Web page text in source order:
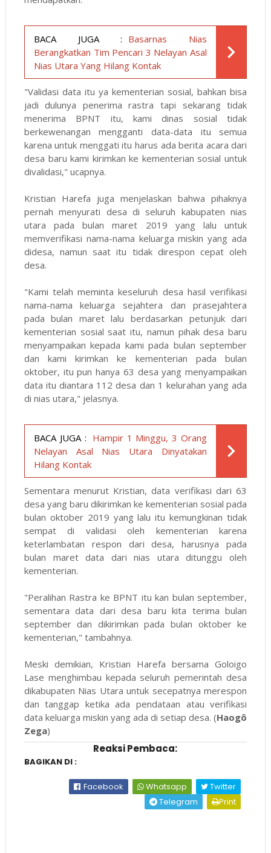
BACA JUGA : Basarnas Nias
Berangkatkan Tim Pencari 3 Nelayan Asal
Nias Utara Yang Hilang Kontak
"Validasi data itu ya kementerian sosial, bahkan bisa
jadi dulunya penerima rastra tapi sekarang tidak
menerima BPNT itu, kami dinas sosial tidak
berkewenangan mengganti data-data itu semua
karena untuk menggati itu harus ada berita acara dari
desa baru kami kirimkan ke kementerian sosial untuk
divalidasi," ucapnya.
Kristian Harefa juga menjelaskan bahwa pihaknya
pernah menyurati desa di seluruh kabupaten nias
utara pada bulan maret 2019 yang lalu untuk
memverifikasi nama-nama keluarga miskin yang ada
didesa, namun saat itu tidak direspon cepat oleh
desa.
"Kami telah meminta keseluruh desa hasil verifikasi
nama-nama keluarga sejahtera dan prasejahtera
pada bulan maret lalu berdasarkan petunjuk dari
kementerian sosial saat itu, namun pihak desa baru
menyampaikan kepada kami pada bulan september
dan kami kirimkan ke kementerian pada bulan
oktober, itu pun hanya 63 desa yang menyampaikan
data itu diantara 112 desa dan 1 kelurahan yang ada
di nias utara," jelasnya.
BACA JUGA : Hampir 1 Minggu, 3 Orang
Nelayan Asal Nias Utara Dinyatakan
Hilang Kontak
Sementara menurut Kristian, data verifikasi dari 63
desa yang baru dikirimkan ke kementerian sosial pada
bulan oktober 2019 yang lalu itu kemungkinan tidak
sempat di validasi oleh kementerian karena
keterlambatan respon dari desa, harusnya pada
bulan maret data dari nias utara ditunggu oleh
kementerian.
"Peralihan Rastra ke BPNT itu kan bulan september,
sementara data dari desa baru kita terima bulan
september dan dikirimkan pada bulan oktober ke
kementerian," tambahnya.
Meski demikian, Kristian Harefa bersama Goloigo
Lase menghimbau kepada seluruh pemerintah desa
dikabupaten Nias Utara untuk secepatnya merespon
dan tanggap ketika ada pendataan atau verifikasi
data keluarga miskin yang ada di setiap desa. (Haogô
Zega)
Reaksi Pembaca:
BAGIKAN DI :
Facebook Whatsapp
Twitter
Telegram
Print